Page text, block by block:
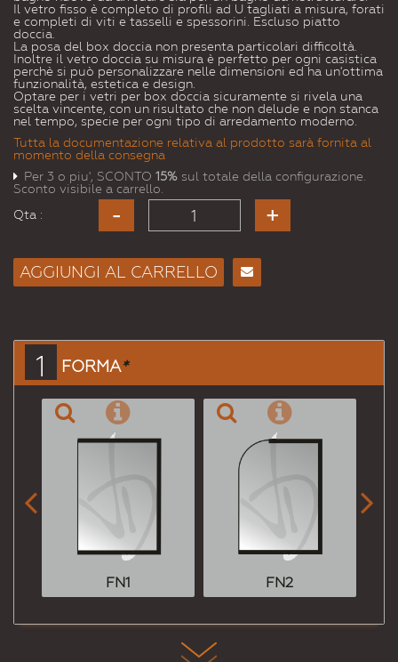
Il vetro fisso è completo di profili ad U tagliati a misura, forati
e completi di viti e tasselli e spessorini. Escluso piatto
doccia.
La posa del box doccia non presenta particolari difficoltà.
Inoltre il vetro doccia su misura è perfetto per ogni casistica
perchè si può personalizzare nelle dimensioni ed ha un'ottima
funzionalità, estetica e design.
Optare per i vetri per box doccia sicuramente si rivela una
scelta vincente, con un risultato che non delude e non stanca
nel tempo, specie per ogni tipo di arredamento moderno.
Tutta la documentazione relativa al prodotto sarà fornita al
momento della consegna
Per 3 o piu', SCONTO 15% sul totale della configurazione.
Sconto visibile a carrello.
Qta :
AGGIUNGI AL CARRELLO
1 FORMA*
FN1 FN2
 